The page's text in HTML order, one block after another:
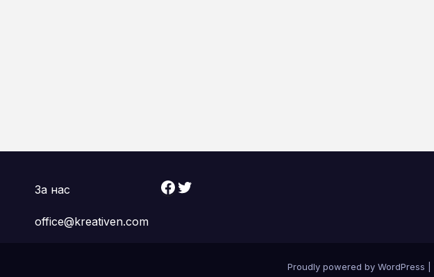
За нас
office@kreativen.com
Facebook Twitter
Proudly powered by WordPress